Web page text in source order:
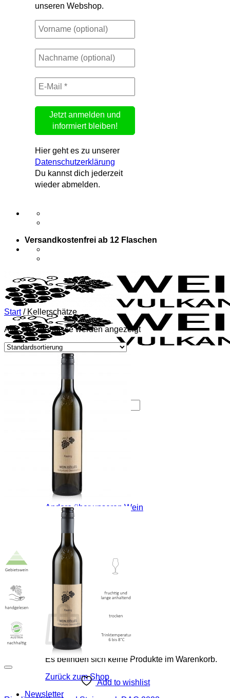
unseren Webshop.
Hier geht es zu unserer
Datenschutzerklärung
Du kannst dich jederzeit
wieder abmelden.
Versandkostenfrei ab 12 Flaschen
Suchen
Weinshop
Weinshop
Pakete
Rotweine
Kellerschätze
Sale
Andere über unseren Wein
Bezugsquellen
Buschenschank
Buschenschank
Speisekarte
Home
Warenkorb /€
Es befinden sich keine Produkte im Warenkorb.
Zurück zum Shop
Newsletter
Start /Kellerschätze
Alle 10 Ergebnisse werden angezeigt
Add to wishlist